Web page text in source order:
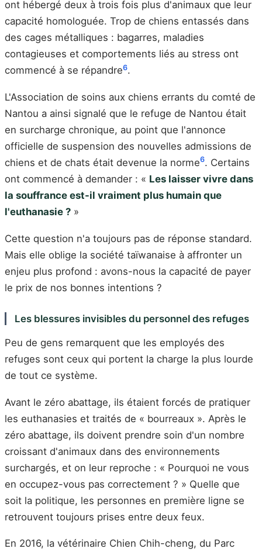
ont hébergé deux à trois fois plus d'animaux que leur
capacité homologuée. Trop de chiens entassés dans
des cages métalliques : bagarres, maladies
contagieuses et comportements liés au stress ont
commencé à se répandre6.
L'Association de soins aux chiens errants du comté de
Nantou a ainsi signalé que le refuge de Nantou était
en surcharge chronique, au point que l'annonce
officielle de suspension des nouvelles admissions de
chiens et de chats était devenue la norme6. Certains
ont commencé à demander : « Les laisser vivre dans
la souffrance est-il vraiment plus humain que
l'euthanasie ? »
Cette question n'a toujours pas de réponse standard.
Mais elle oblige la société taïwanaise à affronter un
enjeu plus profond : avons-nous la capacité de payer
le prix de nos bonnes intentions ?
Les blessures invisibles du personnel des refuges
Peu de gens remarquent que les employés des
refuges sont ceux qui portent la charge la plus lourde
de tout ce système.
Avant le zéro abattage, ils étaient forcés de pratiquer
les euthanasies et traités de « bourreaux ». Après le
zéro abattage, ils doivent prendre soin d'un nombre
croissant d'animaux dans des environnements
surchargés, et on leur reproche : « Pourquoi ne vous
en occupez-vous pas correctement ? » Quelle que
soit la politique, les personnes en première ligne se
retrouvent toujours prises entre deux feux.
En 2016, la vétérinaire Chien Chih-cheng, du Parc